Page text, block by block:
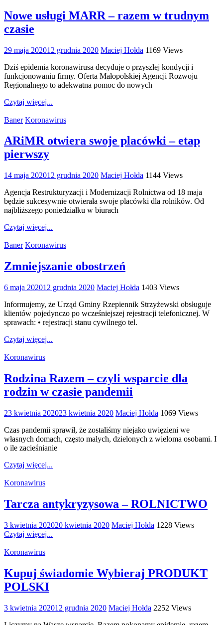
Nowe usługi MARR – razem w trudnym
czasie
29 maja 202012 grudnia 2020 Maciej Hołda 1169 Views
Dziś epidemia koronawirusa decyduje o przyszłej kondycji i
funkcjonowaniu firmy. Oferta Małopolskiej Agencji Rozwoju
Regionalnego to adekwatna pomoc do nowych
Czytaj więcej...
Baner Koronawirus
ARiMR otwiera swoje placówki – etap
pierwszy
14 maja 202012 grudnia 2020 Maciej Hołda 1144 Views
Agencja Restrukturyzacji i Modernizacji Rolnictwa od 18 maja
będzie sukcesywnie otwierała swoje placówki dla rolników. Od
najbliższego poniedziałku w biurach
Czytaj więcej...
Baner Koronawirus
Zmniejszanie obostrzeń
6 maja 202012 grudnia 2020 Maciej Hołda 1403 Views
Informujemy, że Urząd Gminy Rzepiennik Strzyżewski obsługuje
klientów pojedynczo po wcześniejszej rejestracji telefonicznej. W
sprawach: • rejestracji stanu cywilnego tel.
Czytaj więcej...
Koronawirus
Rodzina Razem – czyli wsparcie dla
rodzin w czasie pandemii
23 kwietnia 202023 kwietnia 2020 Maciej Hołda 1069 Views
Czas pandemii sprawił, że zostaliśmy niejako uwięzieni we
własnych domach, często małych, dzielonych z wieloma osobami. I
o ile zacieśnianie
Czytaj więcej...
Koronawirus
Tarcza antykryzysowa – ROLNICTWO
3 kwietnia 202020 kwietnia 2020 Maciej Hołda 1228 Views
Czytaj więcej...
Koronawirus
Kupuj świadomie Wybieraj PRODUKT
POLSKI
3 kwietnia 202012 grudnia 2020 Maciej Hołda 2252 Views